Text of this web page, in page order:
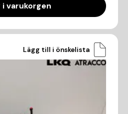
i varukorgen
Lägg till i önskelista